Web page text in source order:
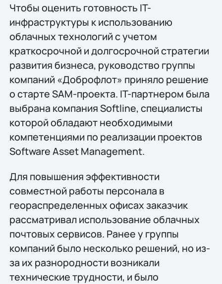
Чтобы оценить готовность IT-
инфраструктуры к использованию
облачных технологий с учетом
краткосрочной и долгосрочной стратегии
развития бизнеса, руководство группы
компаний «Доброфлот» приняло решение
о старте SAM-проекта. IT-партнером была
выбрана компания Softline, специалисты
которой обладают необходимыми
компетенциями по реализации проектов
Software Asset Management.
Для повышения эффективности
совместной работы персонала в
геораспределенных офисах заказчик
рассматривал использование облачных
почтовых сервисов. Ранее у группы
компаний было несколько решений, но из-
за их разнородности возникали
технические трудности, и было